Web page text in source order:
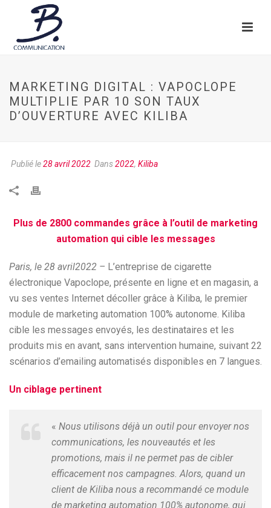
MARKETING DIGITAL : VAPOCLOPE
MULTIPLIE PAR 10 SON TAUX
D’OUVERTURE AVEC KILIBA
Publié le28 avril 2022 Dans2022, Kiliba
Plus de 2800 commandes grâce à l’outil de marketing
automation qui cible les messages
Paris, le 28 avril2022 – L’entreprise de cigarette
électronique Vapoclope, présente en ligne et en magasin, a
vu ses ventes Internet décoller grâce à Kiliba, le premier
module de marketing automation 100% autonome. Kiliba
cible les messages envoyés, les destinataires et les
produits mis en avant, sans intervention humaine, suivant 22
scénarios d’emailing automatisés disponibles en 7 langues.
Un ciblage pertinent
« Nous utilisons déjà un outil pour envoyer nos
communications, les nouveautés et les
promotions, mais il ne permet pas de cibler
efficacement nos campagnes. Alors, quand un
client de Kiliba nous a recommandé ce module
de marketing automation 100% autonome, qui